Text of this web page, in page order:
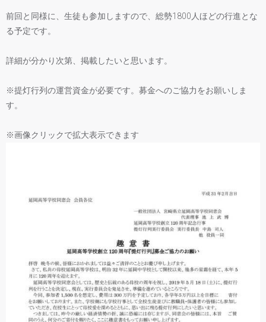
前回と同様に、生徒も参加しますので、総勢1800人ほどの行進とな
る予定です。
詳細が分かり次第、掲載したいと思います。
※提灯行列の運営資金が必要です。募金へのご協力をお願いしま
す。
※画像クリックで拡大表示できます